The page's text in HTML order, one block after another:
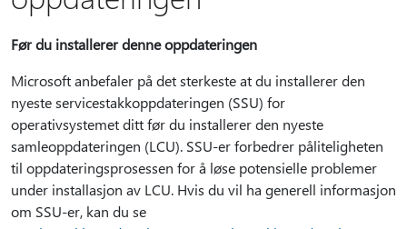
Før du installerer denne oppdateringen
Microsoft anbefaler på det sterkeste at du installerer den
nyeste servicestakkoppdateringen (SSU) for
operativsystemet ditt før du installerer den nyeste
samleoppdateringen (LCU). SSU-er forbedrer påliteligheten
til oppdateringsprosessen for å løse potensielle problemer
under installasjon av LCU. Hvis du vil ha generell informasjon
om SSU-er, kan du se